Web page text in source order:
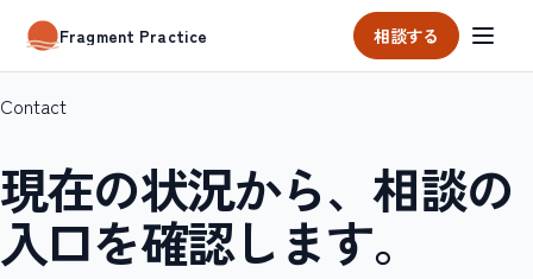
Fragment Practice 相談する
Contact
現在の状況から、相談の
入口を確認します。